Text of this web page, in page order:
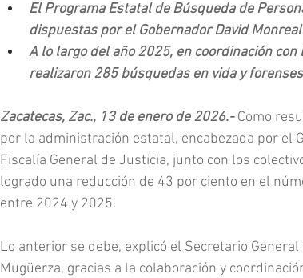
El Programa Estatal de Búsqueda de
dispuestas por el Gobernador David
A lo largo del año 2025, en coordinación
realizaron 285 búsquedas en vida y forenses
Zacatecas, Zac., 13 de enero de 2026.- Como
por la administración estatal, encabezada por el
Fiscalía General de Justicia, junto con los
logrado una reducción de 43 por ciento en el
entre 2024 y 2025.
Lo anterior se debe, explicó el Secretario General
Mugüerza, gracias a la colaboración y